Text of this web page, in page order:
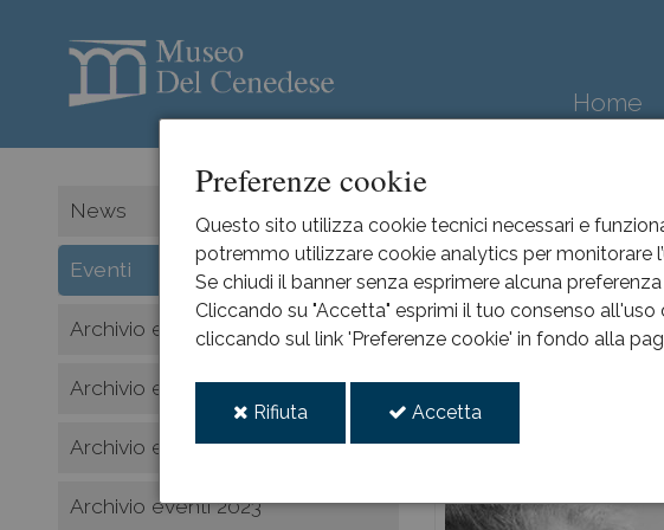
Preferenze cookie
Questo sito utilizza cookie tecnici necessari e
potremmo utilizzare cookie analytics per monitorare
Se chiudi il banner senza esprimere alcuna
Cliccando su "Accetta" esprimi il tuo consenso
cliccando sul link 'Preferenze cookie' in fondo alla
Rifiuta Accetta
Home
News
Eventi
Archivio eventi 2026
Archivio eventi 2025
Archivio eventi 2024
Archivio eventi 2023
Armir.
2015
ott
11